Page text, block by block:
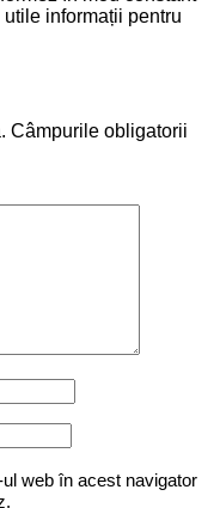
informații pentru
Câmpurile obligatorii
web în acest navigator